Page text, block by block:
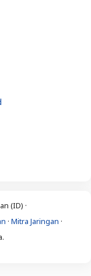
(ID) ·
· Mitra Jaringan ·